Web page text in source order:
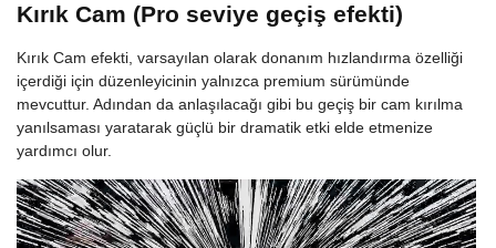
Kırık Cam (Pro seviye geçiş efekti)
Kırık Cam efekti, varsayılan olarak donanım hızlandırma özelliği
içerdiği için düzenleyicinin yalnızca premium sürümünde
mevcuttur. Adından da anlaşılacağı gibi bu geçiş bir cam kırılma
yanılsaması yaratarak güçlü bir dramatik etki elde etmenize
yardımcı olur.